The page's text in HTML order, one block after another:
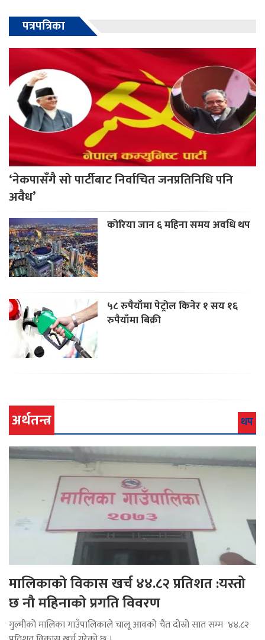
पत्रपत्रिका
‘नेकपासँगै सो पार्टीबाट निर्वाचित जनप्रतिनिधि पनि
अवैध’
कोरिया जान ६ महिना समय अवधि थप
५८ रुपैयाँमा पेट्रोल किनेर १ सय १६
रुपैयाँमा बिक्री
अर्थतन्त्र थप
मालिकाको विकास खर्च ४४.८२ प्रतिशत :यस्तो
छ नौ महिनाको प्रगति विवरण
गुल्मीको मालिका गाउँपालिकाले चालू आवको चैत दोस्रो सात सम्म ४४.८२